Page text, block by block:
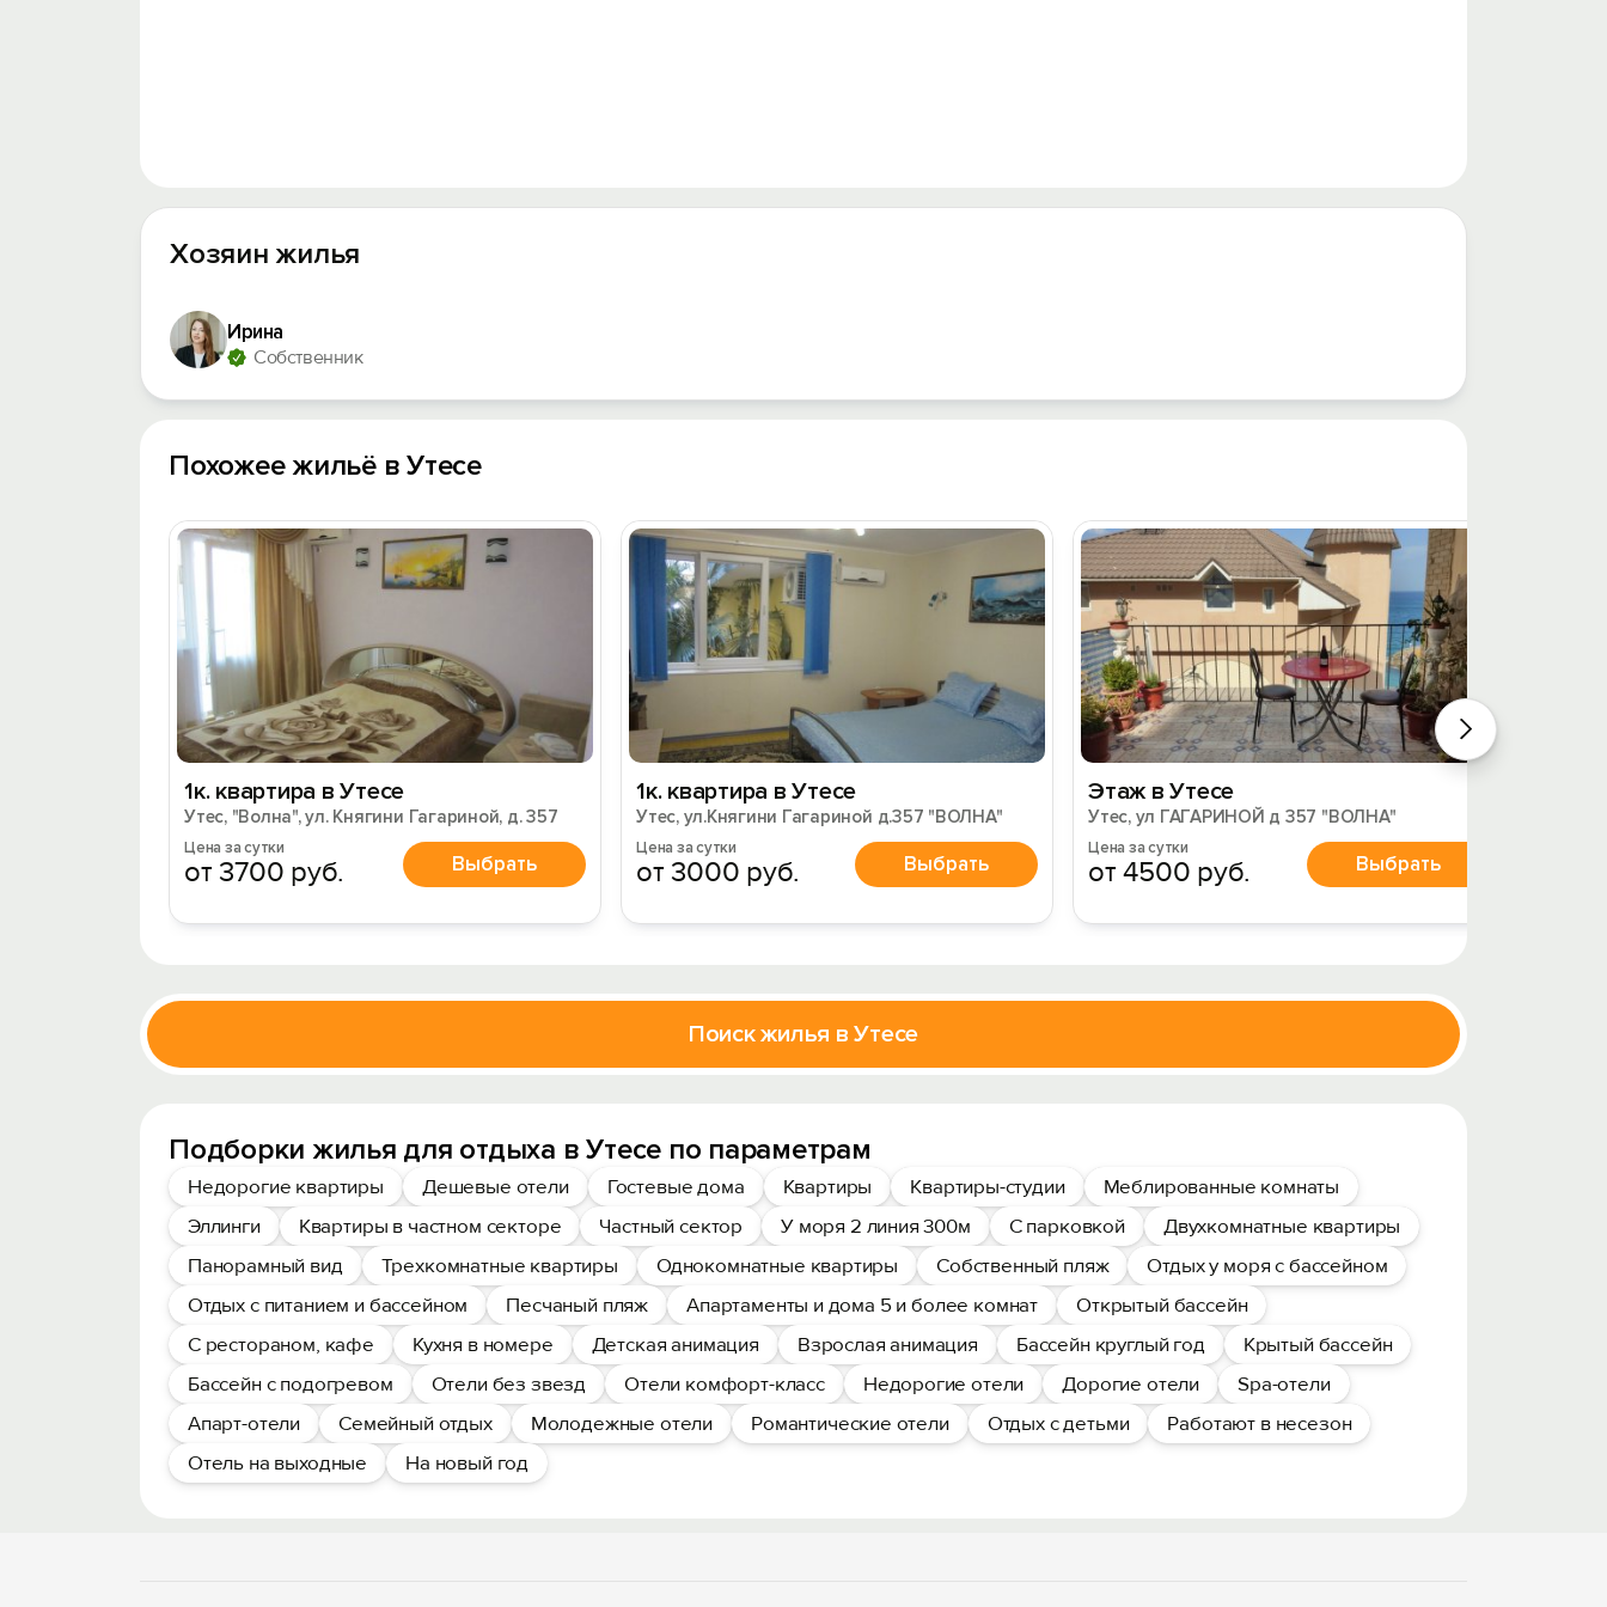
Хозяин жилья
Ирина
Собственник
Похожее жильё в Утесе
1к. квартира в Утесе
Утес, "Волна", ул. Княгини Гагариной, д. 357
Цена за сутки
от 3700 руб. Выбрать
1к. квартира в Утесе
Утес, ул.Княгини Гагариной д.357 "ВОЛНА"
Цена за сутки
от 3000 руб. Выбрать
Этаж в Утесе
Утес, ул ГАГАРИНОЙ д 357 "ВОЛНА"
Цена за сутки
от 4500 руб. Выбрать
Поиск жилья в Утесе
Подборки жилья для отдыха в Утесе по параметрам
Недорогие квартиры Дешевые отели Гостевые дома Квартиры Квартиры-студии
Меблированные комнаты
Эллинги
Квартиры в частном секторе Частный сектор У моря 2 линия 300м С парковкой
Двухкомнатные квартиры
Панорамный вид
Трехкомнатные квартиры Однокомнатные квартиры Собственный пляж
Отдых у моря с бассейном
Отдых с питанием и бассейном
Песчаный пляж Апартаменты и дома 5 и более комнат
Открытый бассейн
С рестораном, кафе
Кухня в номере Детская анимация Взрослая анимация Бассейн круглый год
Крытый бассейн
Бассейн с подогревом
Отели без звезд Отели комфорт-класс Недорогие отели Дорогие отели
Spa-отели
Апарт-отели
Семейный отдых Молодежные отели Романтические отели Отдых с детьми
Работают в несезон
Отель на выходные
На новый год